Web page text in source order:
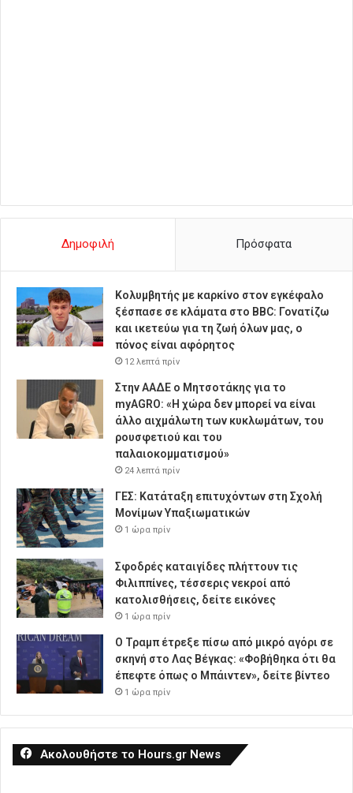
Δημοφιλή Πρόσφατα
Κολυμβητής με καρκίνο στον εγκέφαλο
ξέσπασε σε κλάματα στο BBC: Γονατίζω
και ικετεύω για τη ζωή όλων μας, ο
πόνος είναι αφόρητος
12 λεπτά πρίν
Στην ΑΑΔΕ ο Μητσοτάκης για το
myAGRO: «Η χώρα δεν μπορεί να είναι
άλλο αιχμάλωτη των κυκλωμάτων, του
ρουσφετιού και του
παλαιοκομματισμού»
24 λεπτά πρίν
ΓΕΣ: Κατάταξη επιτυχόντων στη Σχολή
Μονίμων Υπαξιωματικών
1 ώρα πρίν
Σφοδρές καταιγίδες πλήττουν τις
Φιλιππίνες, τέσσερις νεκροί από
κατολισθήσεις, δείτε εικόνες
1 ώρα πρίν
Ο Τραμπ έτρεξε πίσω από μικρό αγόρι σε
σκηνή στο Λας Βέγκας: «Φοβήθηκα ότι θα
έπεφτε όπως ο Μπάιντεν», δείτε βίντεο
1 ώρα πρίν
Ακολουθήστε το Hours.gr News